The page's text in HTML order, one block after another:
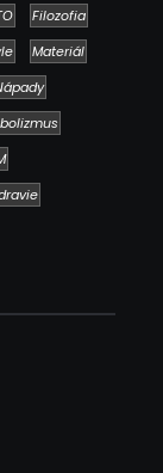
Filozofia
Materiál